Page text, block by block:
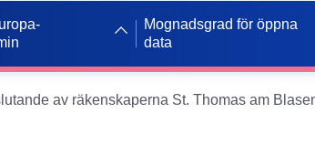
Mognadsgrad för öppna
data